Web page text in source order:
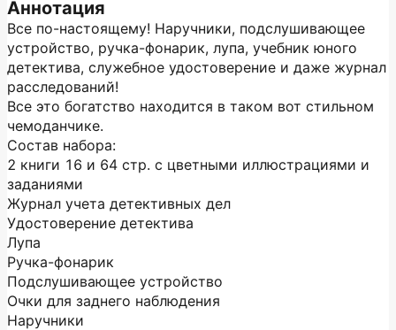
Аннотация
Все по-настоящему! Наручники, подслушивающее
устройство, ручка-фонарик, лупа, учебник юного
детектива, служебное удостоверение и даже журнал
расследований!
Все это богатство находится в таком вот стильном
чемоданчике.
Состав набора:
2 книги 16 и 64 стр. с цветными иллюстрациями и
заданиями
Журнал учета детективных дел
Удостоверение детектива
Лупа
Ручка-фонарик
Подслушивающее устройство
Очки для заднего наблюдения
Наручники